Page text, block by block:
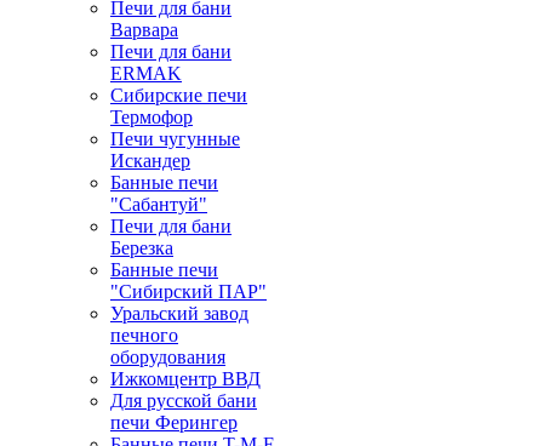
Печи для бани
Варвара
Печи для бани
ERMAK
Сибирские печи
Термофор
Печи чугунные
Искандер
Банные печи
"Сабантуй"
Печи для бани
Березка
Банные печи
"Сибирский ПАР"
Уральский завод
печного
оборудования
Ижкомцентр ВВД
Для русской бани
печи Ферингер